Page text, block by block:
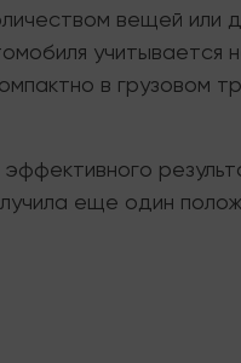
вещей или
учитывается
в грузовом
еще один